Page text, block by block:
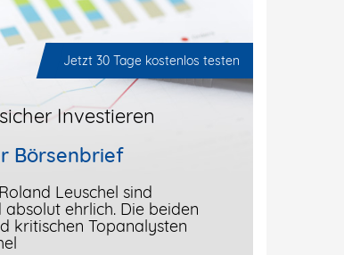
Jetzt 30 Tage kostenlos testen
Investieren
Börsenbrief
Leuschel sind
ehrlich. Die beiden
kritischen Topanalysten